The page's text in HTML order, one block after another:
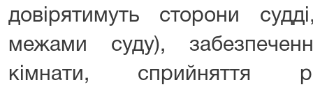
довірятимуть сторони
межами суду),
кімнати, сприйняття